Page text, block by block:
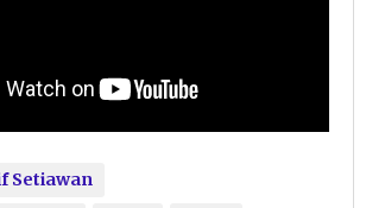
Setiawan